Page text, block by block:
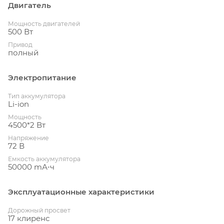
Двигатель
Мощность двигателей
500 Вт
Привод
полный
Электропитание
Тип аккумулятора
Li-ion
Мощность
4500*2 Вт
Напряжение
72 В
Емкость аккумулятора
50000 mА⋅ч
Эксплуатационные характеристики
Дорожный просвет
17 клиренс